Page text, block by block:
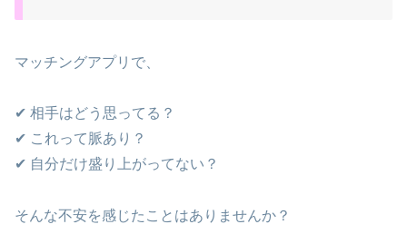
マッチングアプリで、
✔ 相手はどう思ってる？
✔ これって脈あり？
✔ 自分だけ盛り上がってない？
そんな不安を感じたことはありませんか？